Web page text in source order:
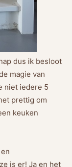
dus ik besloot
magie van
niet iedere 5
prettig om
keuken
is er! Ja en het